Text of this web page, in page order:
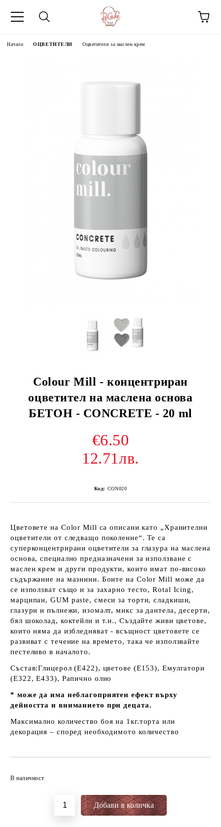
Начало ОЦВЕТИТЕЛИ Оцветители за маслен крем
Colour Mill - концентриран
оцветител на маслена основа
БЕТОН - CONCRETE - 20 ml
€6.50
12.71лв.
Код: CON020
Цветовете на Color Mill са описани като „Хранителни
оцветители от следващо поколение“. Те са
суперконцентрирани оцветители за глазура на маслена
основа, специално предназначени за използване с
маслен крем и други продукти, които имат по-високо
съдържание на мазнини. Боите на Color Mill може да
се използват също и за захарно тесто, Rotal Icing,
марципан, GUM paste, смеси за торти, сладкиши,
глазури и пълнежи, изомалт, микс за дантела, десерти,
бял шоколад, коктейли и т.н., Създайте живи цветове,
които няма да избледняват - всъщност цветовете се
развиват с течение на времето, така че използвайте
пестеливо в началото.
Състав:Глицерол (E422), цветове (E153), Емулгатори
(E322, E433), Рапично олио
* може да има неблагоприятен ефект върху
дейността и вниманието при децата.
Максимално количество боя на 1кг.торта или
декорация – според необходимото количество
В наличност